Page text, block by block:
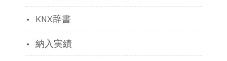
KNX辞書
納入実績